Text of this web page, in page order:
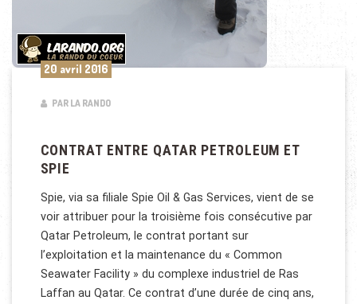
20 avril 2016
PAR LA RANDO
CONTRAT ENTRE QATAR PETROLEUM ET
SPIE
Spie, via sa filiale Spie Oil & Gas Services, vient de se
voir attribuer pour la troisième fois consécutive par
Qatar Petroleum, le contrat portant sur
l’exploitation et la maintenance du « Common
Seawater Facility » du complexe industriel de Ras
Laffan au Qatar. Ce contrat d’une durée de cinq ans,